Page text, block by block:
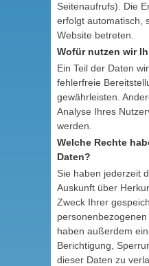
Seitenaufrufs). Die
erfolgt automatisch,
Website betreten.
Wofür nutzen wir
Ein Teil der Daten
fehlerfreie
gewährleisten.
Analyse Ihres
werden.
Welche Rechte
Daten?
Sie haben jederzeit
Auskunft über
Zweck Ihrer
haben außerdem
Berichtigung,
dieser Daten zu